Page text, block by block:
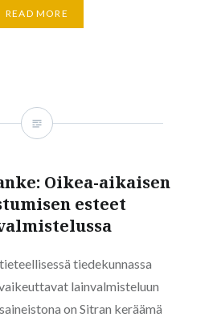
READ MORE
Oikea-aikaisen
esteet
tiedekunnassa
lainvalmisteluun
on Sitran keräämä